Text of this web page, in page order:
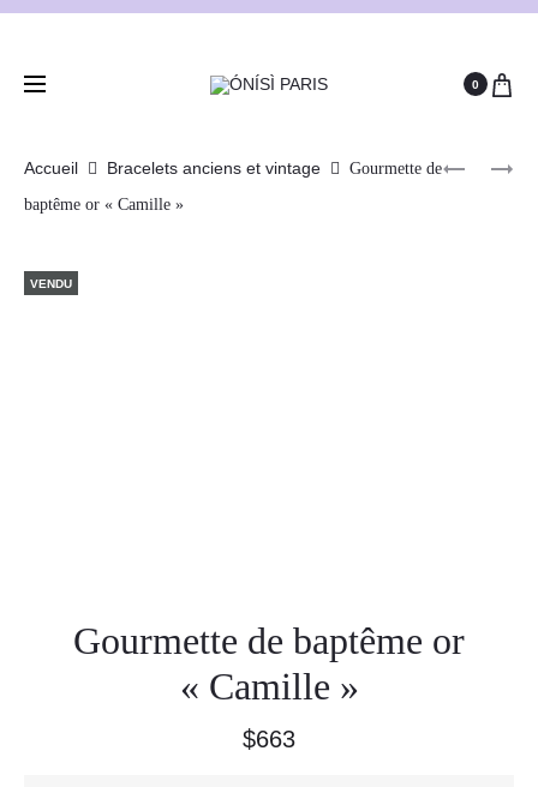
0
Accueil Bracelets anciens et vintage
Gourmette de
baptême or « Camille »
VENDU
Gourmette de baptême or
« Camille »
$663